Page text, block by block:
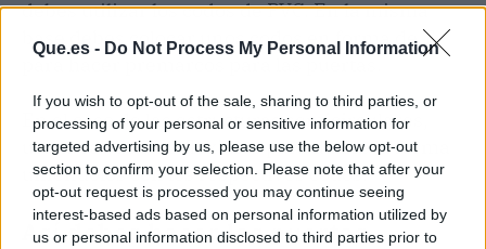
Que.es - Do Not Process My Personal Information
If you wish to opt-out of the sale, sharing to third parties, or
processing of your personal or sensitive information for
targeted advertising by us, please use the below opt-out
section to confirm your selection. Please note that after your
opt-out request is processed you may continue seeing
interest-based ads based on personal information utilized by
us or personal information disclosed to third parties prior to
debes utilizar los codos de PVC. En la misma
base debes colocar unos codos en forma de T
para hacer premarcos para las puertas.
En el caso de las estructuras semicirculares,
usa tubos de PVC flexibles para darles la forma
uniéndolos con los respectivos codos.
Así debes hacer las puertas